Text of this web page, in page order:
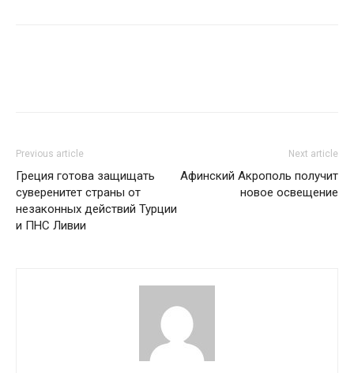
Previous article
Греция готова защищать
суверенитет страны от
незаконных действий Турции
и ПНС Ливии
Next article
Афинский Акрополь получит
новое освещение